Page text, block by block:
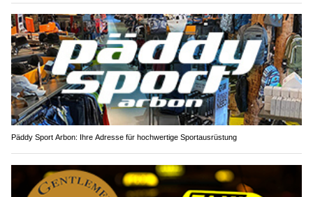
Päddy Sport Arbon: Ihre Adresse für hochwertige Sportausrüstung